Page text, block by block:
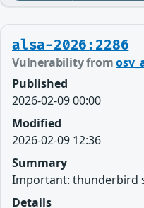
alsa-2026:2286
Vulnerability from
Published
2026-02-09 00:00
Modified
2026-02-09 12:36
Summary
Important: thunderbird
Details